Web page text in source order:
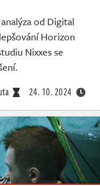
od Digital
Horizon
Nixxes se
24. 10. 2024